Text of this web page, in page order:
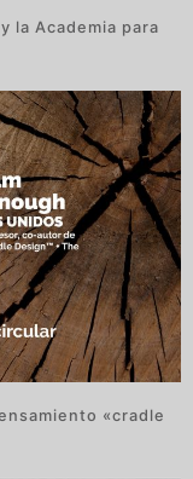
la Academia para
«cradle